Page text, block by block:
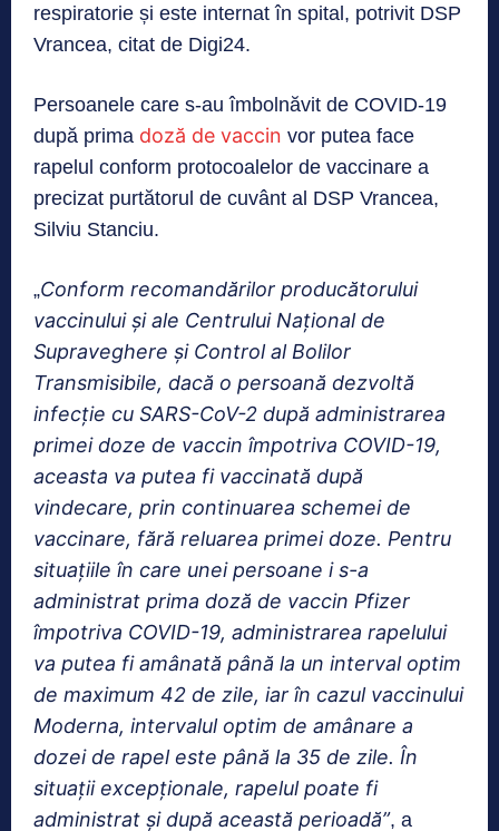
respiratorie și este internat în spital, potrivit DSP
Vrancea, citat de Digi24.
Persoanele care s-au îmbolnăvit de COVID-19
după prima doză de vaccin vor putea face
rapelul conform protocoalelor de vaccinare a
precizat purtătorul de cuvânt al DSP Vrancea,
Silviu Stanciu.
„Conform recomandărilor producătorului
vaccinului şi ale Centrului Naţional de
Supraveghere şi Control al Bolilor
Transmisibile, dacă o persoană dezvoltă
infecţie cu SARS-CoV-2 după administrarea
primei doze de vaccin împotriva COVID-19,
aceasta va putea fi vaccinată după
vindecare, prin continuarea schemei de
vaccinare, fără reluarea primei doze. Pentru
situaţiile în care unei persoane i s-a
administrat prima doză de vaccin Pfizer
împotriva COVID-19, administrarea rapelului
va putea fi amânată până la un interval optim
de maximum 42 de zile, iar în cazul vaccinului
Moderna, intervalul optim de amânare a
dozei de rapel este până la 35 de zile. În
situaţii excepţionale, rapelul poate fi
administrat şi după această perioadă”, a